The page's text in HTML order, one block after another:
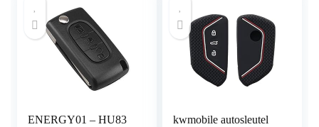
ENERGY01 – HU83
kwmobile autosleutel